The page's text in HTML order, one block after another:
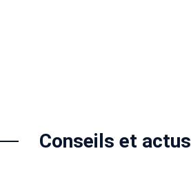
Conseils et actus